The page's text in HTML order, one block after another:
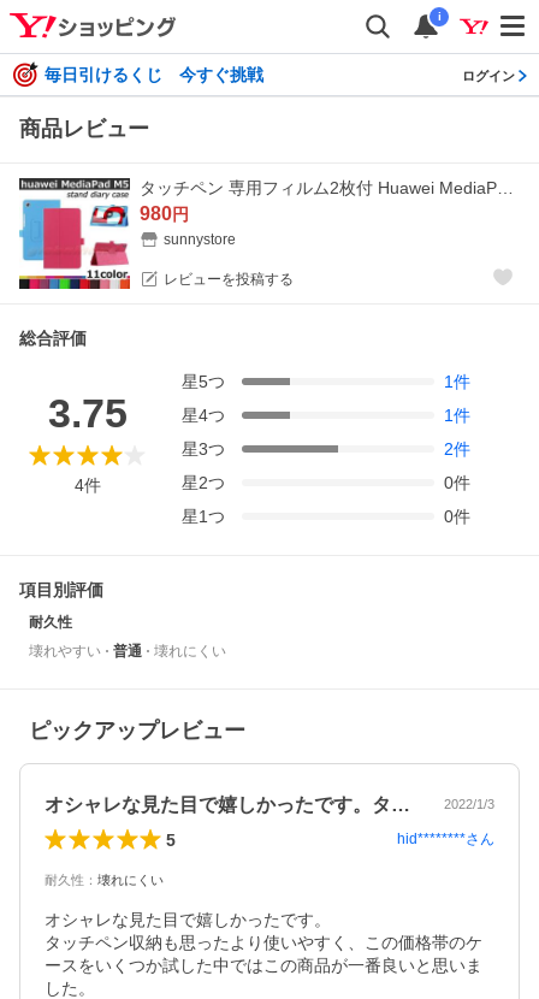
i
毎日引けるくじ 今すぐ挑戦 ログイン
商品レビュー
980円
sunnystore
レビューを投稿する
総合評価
3.75
4件
星5つ 1件
星4つ 1件
星3つ 2件
星2つ 0件
星1つ 0件
項目別評価
耐久性
壊れやすい
普通 壊れにくい
ピックアップレビュー
オシャレな見た目で嬉しかったです。タッ… 2022/1/3
5 hid********さん
耐久性 ： 壊れにくい
オシャレな見た目で嬉しかったです。
タッチペン収納も思ったより使いやすく、この価格帯のケ
ースをいくつか試した中ではこの商品が一番良いと思いま
した。